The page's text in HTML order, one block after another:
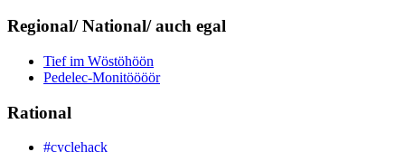
Regional/ National/ auch egal
Tief im Wöstöhöön
Pedelec-Monitöööör
Rational
#cyclehack